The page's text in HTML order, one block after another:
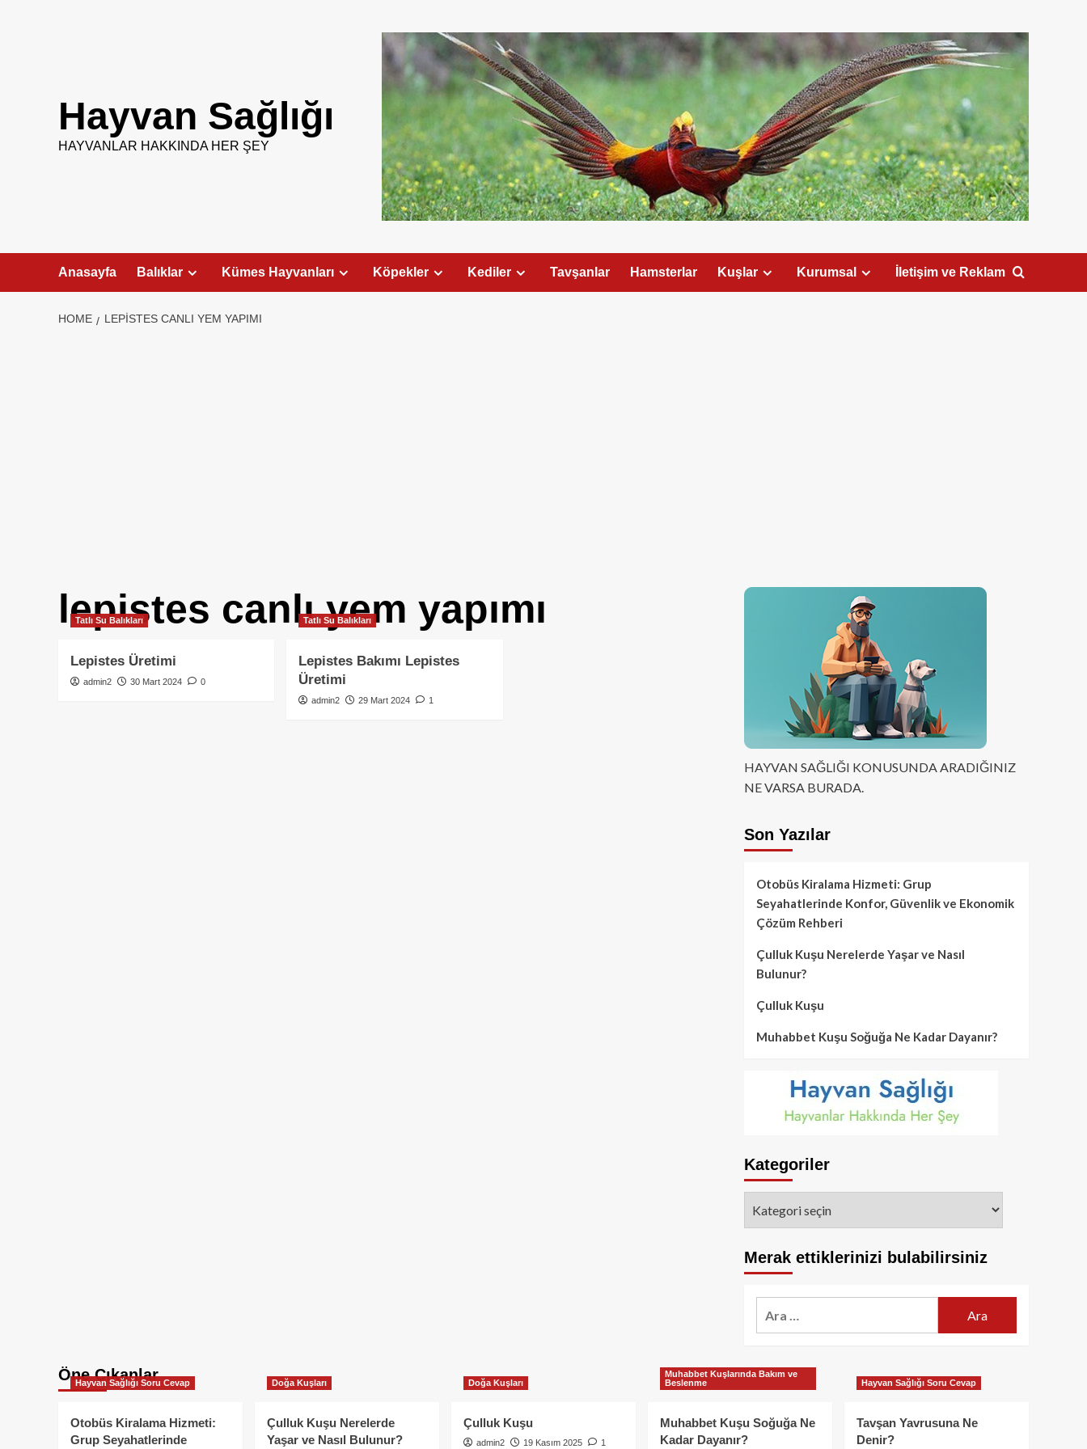
Hayvan Sağlığı
HAYVANLAR HAKKINDA HER ŞEY
Anasayfa Balıklar Kümes Hayvanları Köpekler Kediler Tavşanlar Hamsterlar Kuşlar Kurumsal İletişim ve Reklam
HOME LEPISTES CANLI YEM YAPIMI
lepistes canlı yem yapımı
Tatlı Su Balıkları
Lepistes Üretimi
admin2 30 Mart 2024 0
Tatlı Su Balıkları
Lepistes Bakımı Lepistes
Üretimi
admin2 29 Mart 2024 1
HAYVAN SAĞLIĞI KONUSUNDA ARADIĞINIZ
NE VARSA BURADA.
Son Yazılar
Otobüs Kiralama Hizmeti: Grup
Seyahatlerinde Konfor, Güvenlik ve Ekonomik
Çözüm Rehberi
Çulluk Kuşu Nerelerde Yaşar ve Nasıl
Bulunur?
Çulluk Kuşu
Muhabbet Kuşu Soğuğa Ne Kadar Dayanır?
Kategoriler
Merak ettiklerinizi bulabilirsiniz
Öne Çıkanlar
Hayvan Sağlığı Soru Cevap
Otobüs Kiralama Hizmeti:
Grup Seyahatlerinde
Doğa Kuşları
Çulluk Kuşu Nerelerde
Yaşar ve Nasıl Bulunur?
Doğa Kuşları
Çulluk Kuşu
admin2 19 Kasım 2025 1
Muhabbet Kuşlarında Bakım ve
Beslenme
Muhabbet Kuşu Soğuğa Ne
Kadar Dayanır?
Hayvan Sağlığı Soru Cevap
Tavşan Yavrusuna Ne
Denir?